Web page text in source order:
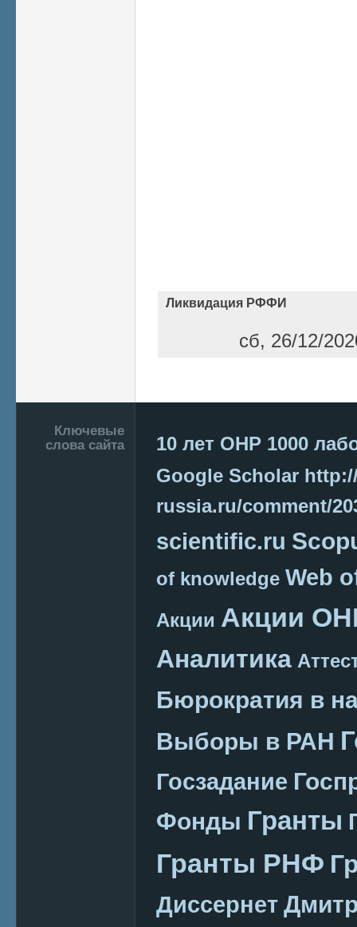
Ликвидация РФФИ
сб, 26/12/
Подвал
Ключевые
слова сайта
10 лет ОНР 1000
Google Scholar
russia.ru/comment/
scientific.ru
of knowledge Web
Акции Акции
Аналитика
Бюрократия в
Выборы в РАН
Госзадание
Фонды Гранты
Гранты РНФ
Диссернет